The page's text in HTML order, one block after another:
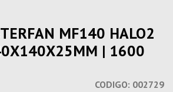
MF140 HALO2
| 1600
CODIGO: 002729